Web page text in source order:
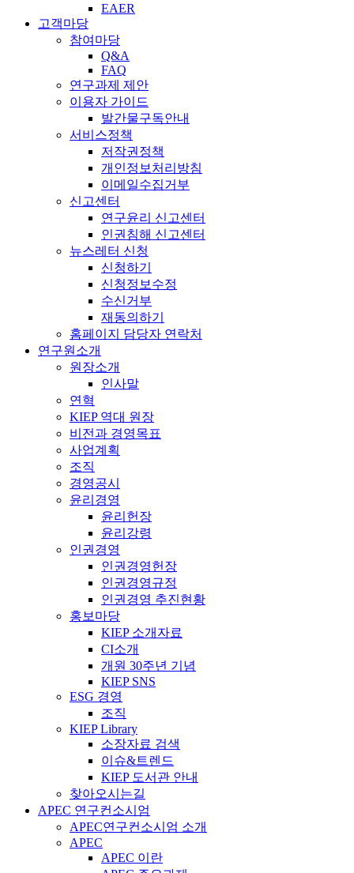
EAER
고객마당
참여마당
Q&A
FAQ
연구과제 제안
이용자 가이드
발간물구독안내
서비스정책
저작권정책
개인정보처리방침
이메일수집거부
신고센터
연구윤리 신고센터
인권침해 신고센터
뉴스레터 신청
신청하기
신청정보수정
수신거부
재동의하기
홈페이지 담당자 연락처
연구원소개
원장소개
인사말
연혁
KIEP 역대 원장
비전과 경영목표
사업계획
조직
경영공시
윤리경영
윤리헌장
윤리강령
인권경영
인권경영헌장
인권경영규정
인권경영 추진현황
홍보마당
KIEP 소개자료
CI소개
개원 30주년 기념
KIEP SNS
ESG 경영
조직
KIEP Library
소장자료 검색
이슈&트렌드
KIEP 도서관 안내
찾아오시는길
APEC 연구컨소시엄
APEC연구컨소시엄 소개
APEC
APEC 이란